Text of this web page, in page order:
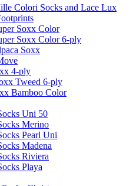
Colori Socks and Lace Lux
Soxx Color
Soxx Color 6-ply
Soxx
4-ply
Tweed 6-ply
Bamboo Color
Uni 50
Merino
Pearl Uni
Madena
Riviera
Playa